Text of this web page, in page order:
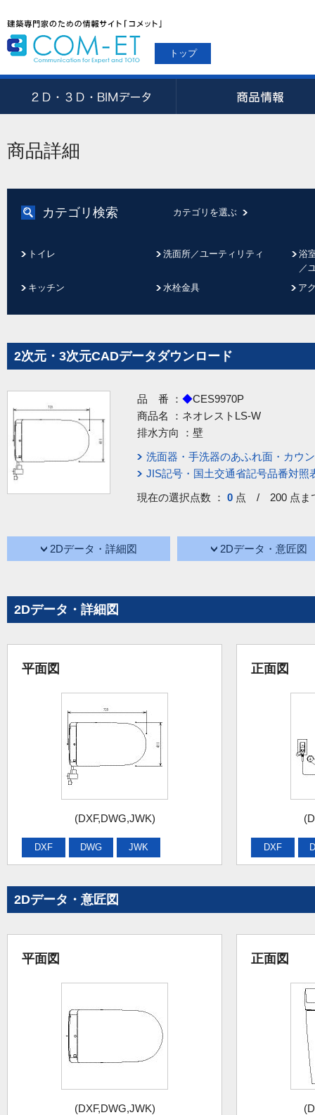
トップ
商品詳細
カテゴリ検索 カテゴリを選ぶ
トイレ 洗面所／ユーティリティ
浴
／
キッチン
水栓金具 ア
2次元・3次元CADデータダウンロード
品 番 ： ◆CES9970P
商品名 ： ネオレストLS-W
排水方向 ： 壁
洗面器・手洗器のあふれ面・カウ
JIS記号・国土交通省記号品番対照
現在の選択点数 ： 0 点 / 200 点ま
2Dデータ・詳細図 2Dデータ・意匠図
2Dデータ・詳細図
平面図
(DXF,DWG,JWK)
DXF DWG JWK
正面図
DXF
2Dデータ・意匠図
平面図
(DXF,DWG,JWK)
正面図